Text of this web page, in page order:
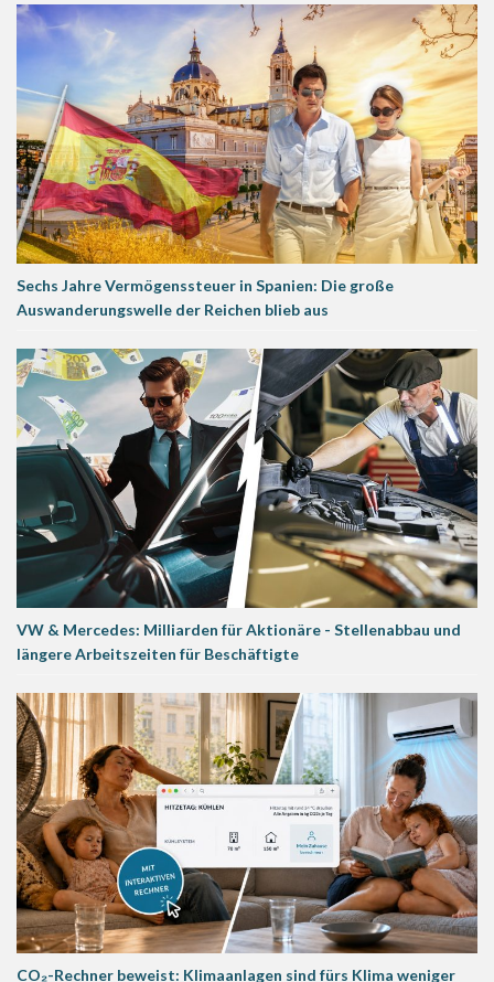
Sechs Jahre Vermögenssteuer in Spanien: Die große
Auswanderungswelle der Reichen blieb aus
VW & Mercedes: Milliarden für Aktionäre - Stellenabbau und
längere Arbeitszeiten für Beschäftigte
CO₂-Rechner beweist: Klimaanlagen sind fürs Klima weniger